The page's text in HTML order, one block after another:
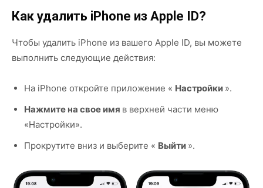
Как удалить iPhone из Apple ID?
Чтобы удалить iPhone из вашего Apple ID, вы можете
выполнить следующие действия:
На iPhone откройте приложение « Настройки ».
Нажмите на свое имя в верхней части меню
«Настройки».
Прокрутите вниз и выберите « Выйти ».